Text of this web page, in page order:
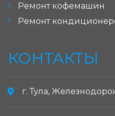
Ремонт кофемашин
Ремонт
КОНТАКТЫ
г. Тула,